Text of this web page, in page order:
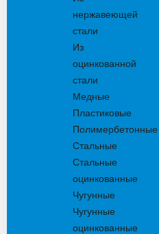
нержавеющей
стали
Из
оцинкованной
стали
Медные
Пластиковые
Полимербетонные
Стальные
Стальные
оцинкованные
Чугунные
Чугунные
оцинкованные